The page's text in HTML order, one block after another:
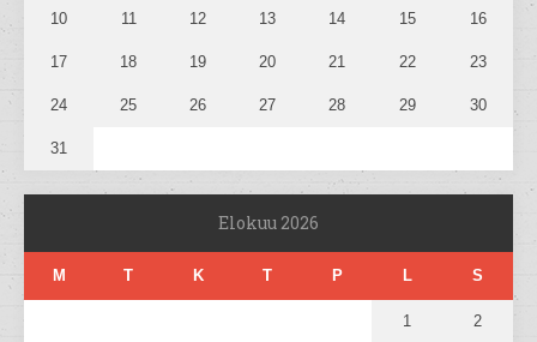
10 11 12 13 14 15 16
17 18 19 20 21 22 23
24 25 26 27 28 29 30
31
Elokuu 2026
M T K T P L S
1 2